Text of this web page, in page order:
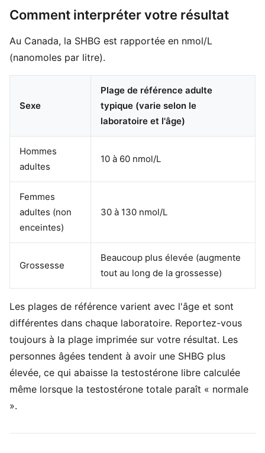
Comment interpréter votre résultat
Au Canada, la SHBG est rapportée en nmol/L
(nanomoles par litre).
Sexe
Plage de référence adulte
typique (varie selon le
laboratoire et l'âge)
Hommes
adultes
10 à 60 nmol/L
Femmes
adultes (non
enceintes)
30 à 130 nmol/L
Grossesse
Beaucoup plus élevée (augmente
tout au long de la grossesse)
Les plages de référence varient avec l'âge et sont
différentes dans chaque laboratoire. Reportez-vous
toujours à la plage imprimée sur votre résultat. Les
personnes âgées tendent à avoir une SHBG plus
élevée, ce qui abaisse la testostérone libre calculée
même lorsque la testostérone totale paraît « normale
».